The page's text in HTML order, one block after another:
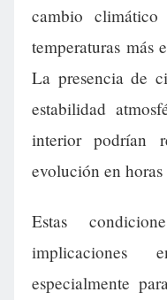
cambio
temperaturas más
La presencia de
estabilidad
interior podrían
evolución en
Estas
especialmente